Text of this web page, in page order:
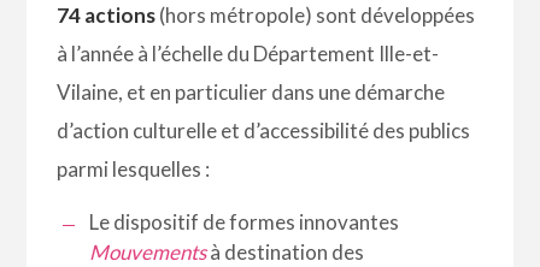
74 actions(hors métropole) sont développées
à l’année à l’échelle du Département Ille-et-
Vilaine, et en particulier dans une démarche
d’action culturelle et d’accessibilité des publics
parmi lesquelles :
Le dispositif de formes innovantes
Mouvementsà destination des